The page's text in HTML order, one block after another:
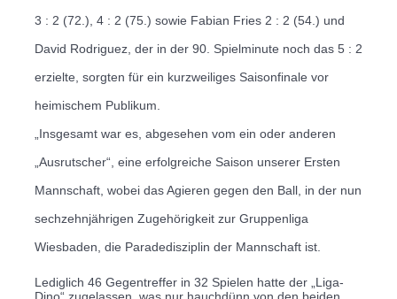
3 : 2 (72.), 4 : 2 (75.) sowie Fabian Fries 2 : 2 (54.) und
David Rodriguez, der in der 90. Spielminute noch das 5 : 2
erzielte, sorgten für ein kurzweiliges Saisonfinale vor
heimischem Publikum.
„Insgesamt war es, abgesehen vom ein oder anderen
„Ausrutscher“, eine erfolgreiche Saison unserer Ersten
Mannschaft, wobei das Agieren gegen den Ball, in der nun
sechzehnjährigen Zugehörigkeit zur Gruppenliga
Wiesbaden, die Paradedisziplin der Mannschaft ist.
Lediglich 46 Gegentreffer in 32 Spielen hatte der „Liga-